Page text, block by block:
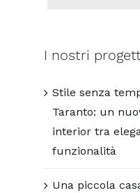
I nostri
Stile senza
Taranto: un
interior tra
funzionalità
Una piccola